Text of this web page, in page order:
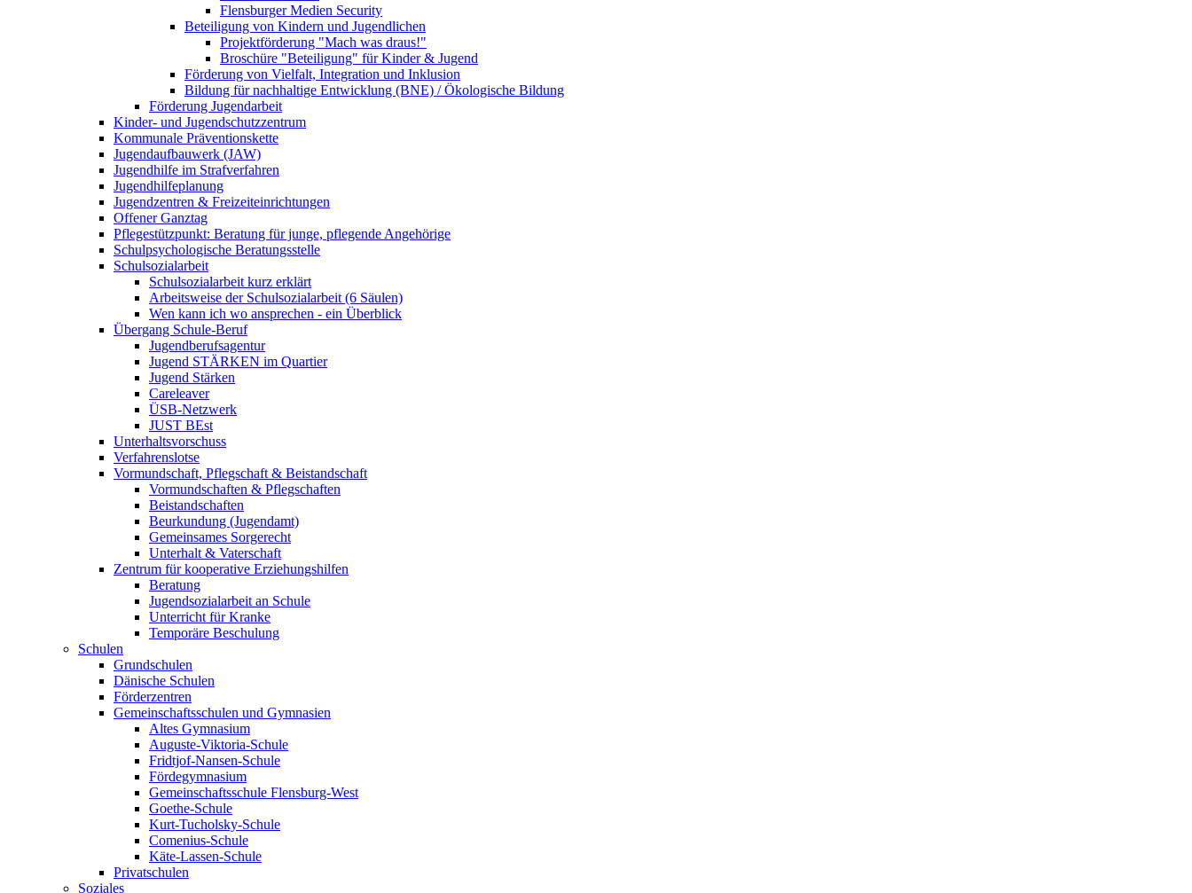
Flensburger Medien Security
Beteiligung von Kindern und Jugendlichen
Projektförderung "Mach was draus!"
Broschüre "Beteiligung" für Kinder & Jugend
Förderung von Vielfalt, Integration und Inklusion
Bildung für nachhaltige Entwicklung (BNE) / Ökologische Bildung
Förderung Jugendarbeit
Kinder- und Jugendschutzzentrum
Kommunale Präventionskette
Jugendaufbauwerk (JAW)
Jugendhilfe im Strafverfahren
Jugendhilfeplanung
Jugendzentren & Freizeiteinrichtungen
Offener Ganztag
Pflegestützpunkt: Beratung für junge, pflegende Angehörige
Schulpsychologische Beratungsstelle
Schulsozialarbeit
Schulsozialarbeit kurz erklärt
Arbeitsweise der Schulsozialarbeit (6 Säulen)
Wen kann ich wo ansprechen - ein Überblick
Übergang Schule-Beruf
Jugendberufsagentur
Jugend STÄRKEN im Quartier
Jugend Stärken
Careleaver
ÜSB-Netzwerk
JUST BEst
Unterhaltsvorschuss
Verfahrenslotse
Vormundschaft, Pflegschaft & Beistandschaft
Vormundschaften & Pflegschaften
Beistandschaften
Beurkundung (Jugendamt)
Gemeinsames Sorgerecht
Unterhalt & Vaterschaft
Zentrum für kooperative Erziehungshilfen
Beratung
Jugendsozialarbeit an Schule
Unterricht für Kranke
Temporäre Beschulung
Schulen
Grundschulen
Dänische Schulen
Förderzentren
Gemeinschaftsschulen und Gymnasien
Altes Gymnasium
Auguste-Viktoria-Schule
Fridtjof-Nansen-Schule
Fördegymnasium
Gemeinschaftsschule Flensburg-West
Goethe-Schule
Kurt-Tucholsky-Schule
Comenius-Schule
Käte-Lassen-Schule
Privatschulen
Soziales